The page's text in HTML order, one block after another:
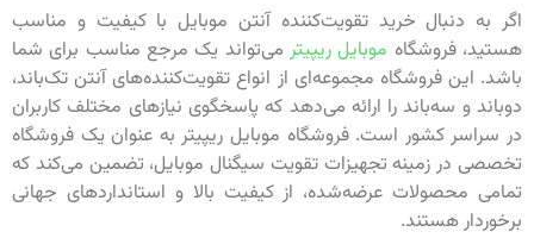
اگر به دنبال خرید تقویت‌کننده آنتن موبایل با کیفیت و مناسب
هستید، فروشگاه موبایل ریپیتر می‌تواند یک مرجع مناسب برای شما
باشد. این فروشگاه مجموعه‌ای از انواع تقویت‌کننده‌های آنتن تک‌باند،
دوباند و سه‌باند را ارائه می‌دهد که پاسخگوی نیازهای مختلف کاربران
در سراسر کشور است. فروشگاه موبایل ریپیتر به عنوان یک فروشگاه
تخصصی در زمینه تجهیزات تقویت سیگنال موبایل، تضمین می‌کند که
تمامی محصولات عرضه‌شده، از کیفیت بالا و استانداردهای جهانی
برخوردار هستند.